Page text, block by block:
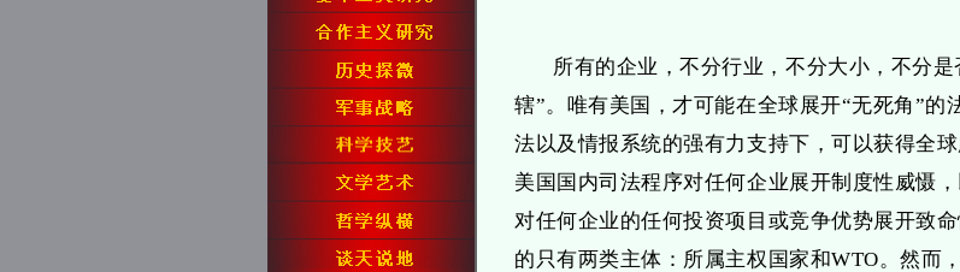
所有的企业，不分行业，不分大小，不分
辖”。唯有美国，才可能在全球展开“无死角”的
法以及情报系统的强有力支持下，可以获得全
美国国内司法程序对任何企业展开制度性威慑
对任何企业的任何投资项目或竞争优势展开致
的只有两类主体：所属主权国家和WTO。然而